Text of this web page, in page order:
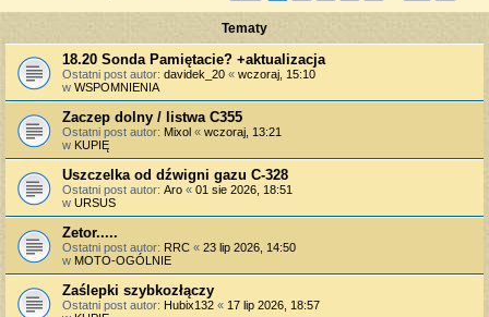
Tematy
18.20 Sonda Pamiętacie? +aktualizacja
Ostatni post autor: davidek_20 « wczoraj, 15:10
w WSPOMNIENIA
Zaczep dolny / listwa C355
Ostatni post autor: Mixol « wczoraj, 13:21
w KUPIĘ
Uszczelka od dźwigni gazu C-328
Ostatni post autor: Aro « 01 sie 2026, 18:51
w URSUS
Zetor.....
Ostatni post autor: RRC « 23 lip 2026, 14:50
w MOTO-OGÓLNIE
Zaślepki szybkozłączy
Ostatni post autor: Hubix132 « 17 lip 2026, 18:57